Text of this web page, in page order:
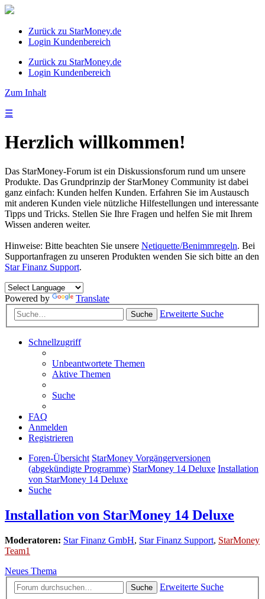
Zurück zu StarMoney.de
Login Kundenbereich
Zurück zu StarMoney.de
Login Kundenbereich
Zum Inhalt
☰
Herzlich willkommen!
Das StarMoney-Forum ist ein Diskussionsforum rund um unsere
Produkte. Das Grundprinzip der StarMoney Community ist dabei
ganz einfach: Kunden helfen Kunden. Erfahren Sie im Austausch
mit anderen Kunden viele nützliche Hilfestellungen und interessante
Tipps und Tricks. Stellen Sie Ihre Fragen und helfen Sie mit Ihrem
Wissen anderen weiter.
Hinweise: Bitte beachten Sie unsere Netiquette/Benimmregeln. Bei
Supportanfragen zu unseren Produkten wenden Sie sich bitte an den
Star Finanz Support.
Powered by Translate
Suche Erweiterte Suche
Schnellzugriff
Unbeantwortete Themen
Aktive Themen
Suche
FAQ
Anmelden
Registrieren
Foren-Übersicht StarMoney Vorgängerversionen
(abgekündigte Programme) StarMoney 14 Deluxe Installation
von StarMoney 14 Deluxe
Suche
Installation von StarMoney 14 Deluxe
Moderatoren: Star Finanz GmbH, Star Finanz Support, StarMoney
Team1
Neues Thema
Suche
Erweiterte Suche